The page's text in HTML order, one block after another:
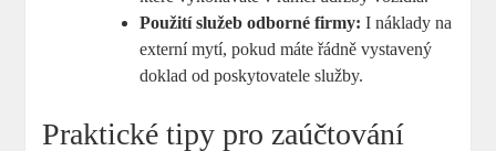
Použití služeb odborné firmy: I náklady na
externí mytí, pokud máte řádně vystavený
doklad od poskytovatele služby.
Praktické tipy pro zaúčtování